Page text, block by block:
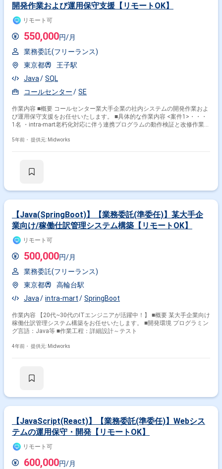
開発作業および運用保守支援【リモートOK】
リモート可
550,000円/月
業務委託(フリーランス)
東京都
王子駅
Java
SQL
コールセンター
SE
作業内容 ■概要 コールセンター業大手企業の社内システムの開発作業およ
び運用保守支援をお任せいたします。 ■具体的な作業内容 <案件1>・・・
1名 ・intra-mart老朽化対応に伴う連携プログラムの動作検証と改修作業
対向先システムとのデータ連携プログラムの修正。 ・連携プログラムの動
アップグレードする。 ・また、データの移行、移行検証を行う。 ・方式
ステムの開発作業 基本設計、詳細設計、PG、単体テスト、結合テス
ト、ユーザー受入支援、リリース (3)客先担当者との定例ミーティング参
加 ※主にアプリケーション関係の維持運用業務となりますが、 必要
に応じてインフラ関係の質問などもあります。 ※社内システムのどのシ
ステムを担当いただくはスキルに応じて相談の上決定。 ※intra-mart基盤
上で運用している個別アプリケーションは主にintra-martのIM-Workflowを
利用した 各種申請システムとなります。
5年前・ 提供元: Midworks
【Java(SpringBoot)】【業務委託(準委任)】某大手企
業向け/稼働仕訳管理システム構築【リモートOK】
リモート可
500,000円/月
業務委託(フリーランス)
東京都
高輪台駅
Java
intra-mart SpringBoot
作業内容 【20代~30代のITエンジニアが活躍中！】 ■概要 某大手企業向け
稼働仕訳管理システム構築をお任せいたします。 ■開発環境 プログラミン
グ言語：Java等 ■作業工程：詳細設計～テスト
4年前・ 提供元: Midworks
【JavaScript(React)】【業務委託(準委任)】Webシス
テムの運用保守・開発【リモートOK】
リモート可
600,000円/月